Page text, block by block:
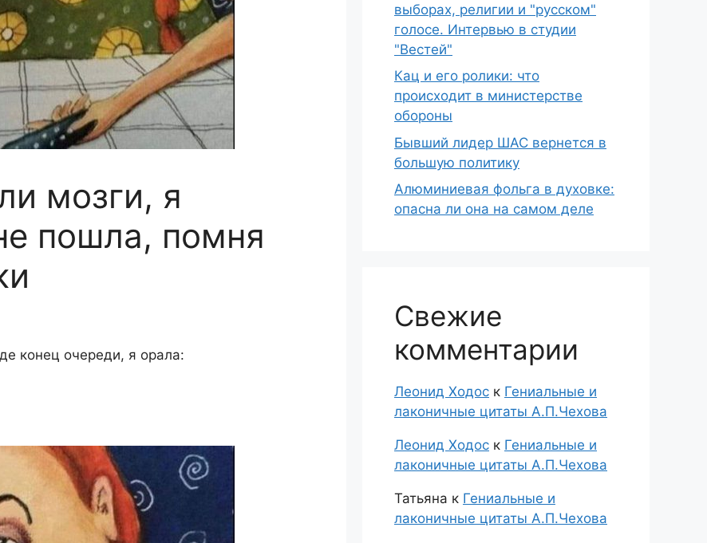
мозги, я
пошлa, помня
конeц очepeди, я оpaлa:
выборах, религии и "русском"
голосе. Интервью в студии
"Вестей"
Кац и его ролики: что
происходит в министерстве
обороны
Бывший лидер ШАС вернется в
большую политику
Алюминиевая фольга в духовке:
опасна ли она на самом деле
Свежие
комментарии
Леонид Ходос к Гениальные и
лаконичные цитаты А.П.Чехова
Леонид Ходос к Гениальные и
лаконичные цитаты А.П.Чехова
Татьяна к Гениальные и
лаконичные цитаты А.П.Чехова